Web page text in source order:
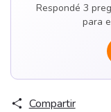
Respondé 3
para
Compartir